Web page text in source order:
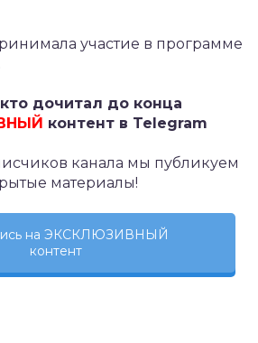
участие в программе
дочитал до конца
контент в Telegram
канала мы публикуем
материалы!
на ЭКСКЛЮЗИВНЫЙ
контент